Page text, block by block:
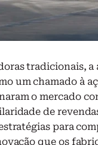
tradicionais, a
um chamado à
o mercado
de
para
que os